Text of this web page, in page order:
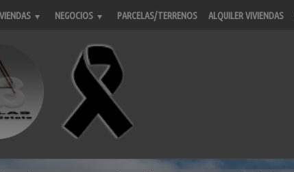
NEGOCIOS PARCELAS/TERRENOS ALQUILER VIVIENDAS